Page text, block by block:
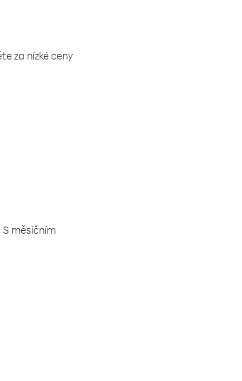
za nízké ceny
měsíčním